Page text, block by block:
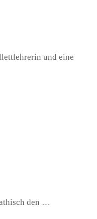
und eine
den …